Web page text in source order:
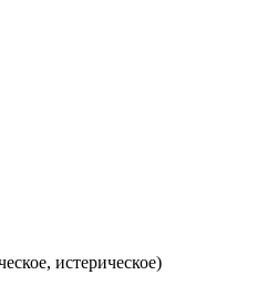
истерическое)